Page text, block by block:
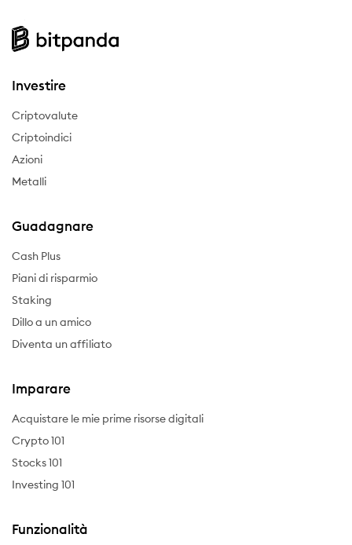
Investire
Criptovalute
Criptoindici
Azioni
Metalli
Guadagnare
Cash Plus
Piani di risparmio
Staking
Dillo a un amico
Diventa un affiliato
Imparare
Acquistare le mie prime risorse digitali
Crypto 101
Stocks 101
Investing 101
Funzionalità